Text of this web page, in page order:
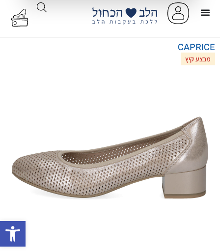
CAPRICE
מבצע קיץ